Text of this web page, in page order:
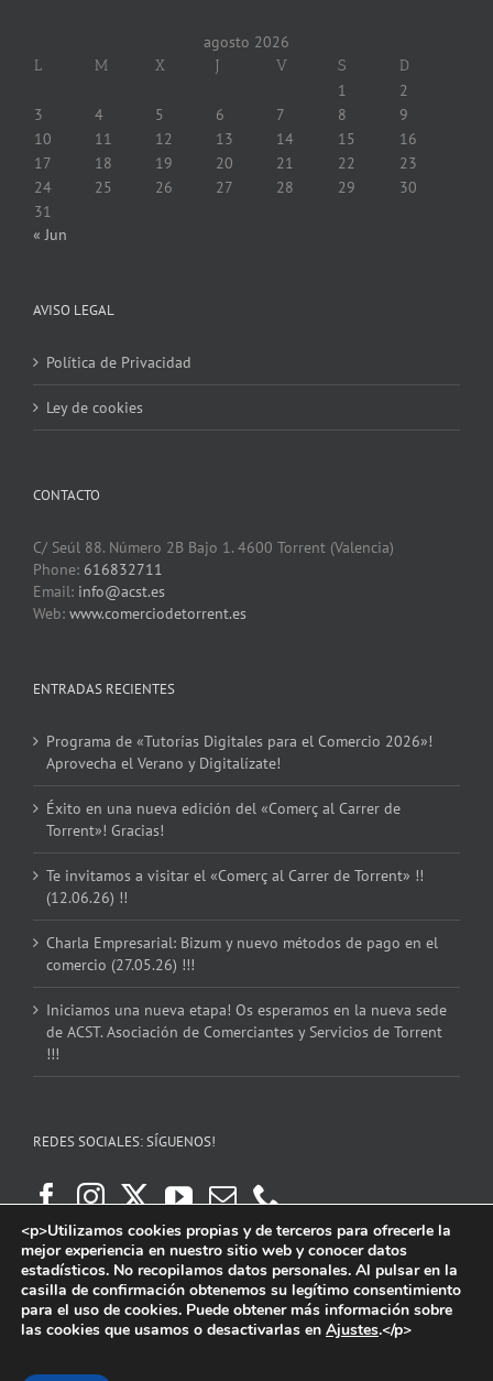
agosto 2026
L M X J V S D
1
2
3
4 5 6 7 8
9
10
11 12 13 14 15
16
17
18 19 20 21 22
23
24
25 26 27 28 29
30
31
« Jun
AVISO LEGAL
Política de Privacidad
Ley de cookies
CONTACTO
C/ Seúl 88. Número 2B Bajo 1. 4600 Torrent (Valencia)
Phone: 616832711
Email: info@acst.es
Web: www.comerciodetorrent.es
ENTRADAS RECIENTES
Programa de «Tutorías Digitales para el Comercio 2026»!
Aprovecha el Verano y Digitalízate!
Éxito en una nueva edición del «Comerç al Carrer de
Torrent»! Gracias!
Te invitamos a visitar el «Comerç al Carrer de Torrent» !!
(12.06.26) !!
Charla Empresarial: Bizum y nuevo métodos de pago en el
comercio (27.05.26) !!!
Iniciamos una nueva etapa! Os esperamos en la nueva sede
de ACST. Asociación de Comerciantes y Servicios de Torrent
!!!
REDES SOCIALES: SÍGUENOS!
<p>Utilizamos cookies propias y de terceros para ofrecerle la
mejor experiencia en nuestro sitio web y conocer datos
estadísticos. No recopilamos datos personales. Al pulsar en la
casilla de confirmación obtenemos su legítimo consentimiento
para el uso de cookies. Puede obtener más información sobre
las cookies que usamos o desactivarlas en Ajustes.</p>